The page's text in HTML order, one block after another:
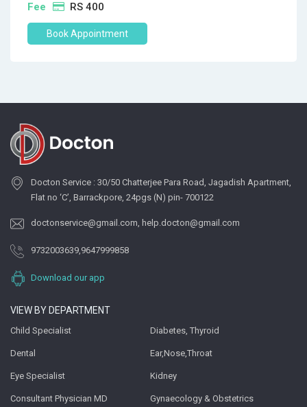
Fee RS 400
Book Appointment
Docton Service : 30/50 Chatterjee Para Road, Jagadish Apartment,
Flat no ‘C’, Barrackpore, 24pgs (N) pin- 700122
doctonservice@gmail.com, help.docton@gmail.com
9732003639,9647999858
Download our app
VIEW BY DEPARTMENT
Child Specialist Diabetes, Thyroid
Dental Ear,Nose,Throat
Eye Specialist Kidney
Consultant Physician MD Gynaecology & Obstetrics